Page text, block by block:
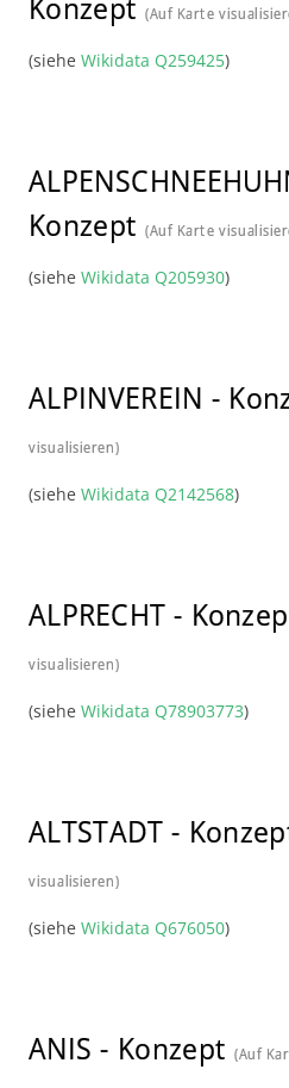
(Auf Karte
(siehe Wikidata Q259425)
Konzept (Auf Karte
(siehe Wikidata Q205930)
ALPINVEREIN -
visualisieren)
(siehe Wikidata Q2142568)
ALPRECHT -
visualisieren)
(siehe Wikidata Q78903773)
ALTSTADT -
visualisieren)
(siehe Wikidata Q676050)
ANIS - Konzept (Auf